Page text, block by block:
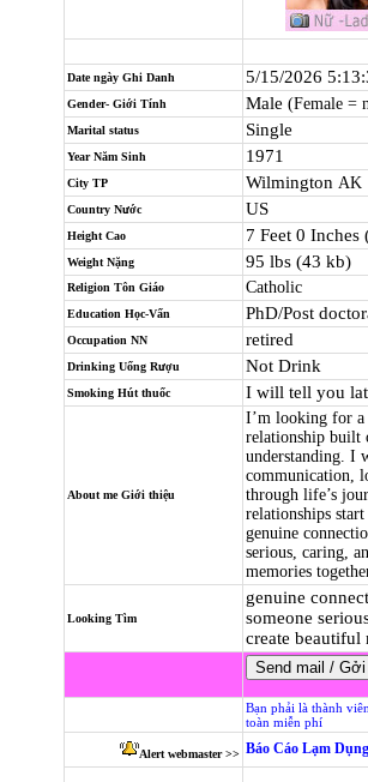
Date ngày Ghi Danh 5/15/2026
Gender- Giới Tính Male (Female =
Marital status Single
Year Năm Sinh 1971
City TP Wilmington AK
Country Nước US
Height Cao 7 Feet 0 Inches
Weight Nặng 95 lbs (43 kb)
Religion Tôn Giáo Catholic
Education Học-Vấn PhD/Post
Occupation NN retired
Drinking Uống Rượu Not Drink
Smoking Hút thuốc I will tell you
About me Giới thiệu
I’m looking for a
relationship built
understanding. I
communication,
through life’s
relationships
genuine
serious, caring,
memories
Looking Tìm
genuine
someone
create beautiful
Bạn phải là thành
toàn miễn phí
Alert webmaster >> Báo Cáo Lạm